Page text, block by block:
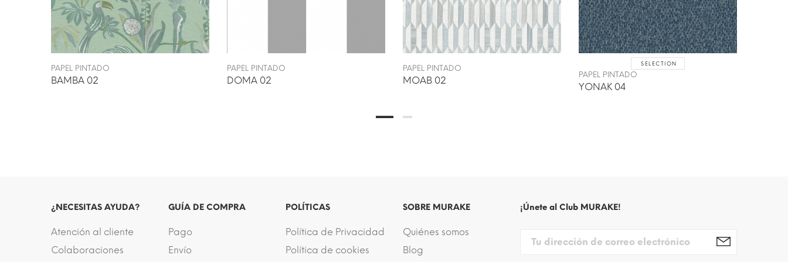
PAPEL PINTADO
BAMBA 02
PAPEL PINTADO
DOMA 02
PAPEL PINTADO
MOAB 02
SELECTION
PAPEL PINTADO
YONAK 04
¿NECESITAS AYUDA?
Atención al cliente
Colaboraciones
GUÍA DE COMPRA
Pago
Envío
POLÍTICAS
Política de Privacidad
Política de cookies
SOBRE MURAKE
Quiénes somos
Blog
¡Únete al Club MURAKE!